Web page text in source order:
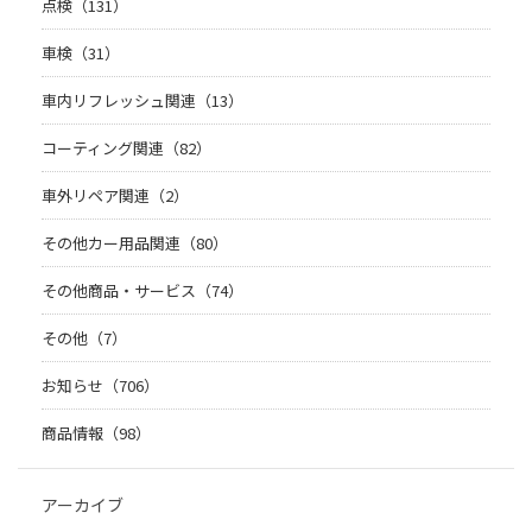
点検（131）
車検（31）
車内リフレッシュ関連（13）
コーティング関連（82）
車外リペア関連（2）
その他カー用品関連（80）
その他商品・サービス（74）
その他（7）
お知らせ（706）
商品情報（98）
アーカイブ